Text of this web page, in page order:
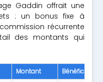
Gaddin offrait une
: un bonus fixe à
récurrente
des montants qui
Montant
Bénéficiaire